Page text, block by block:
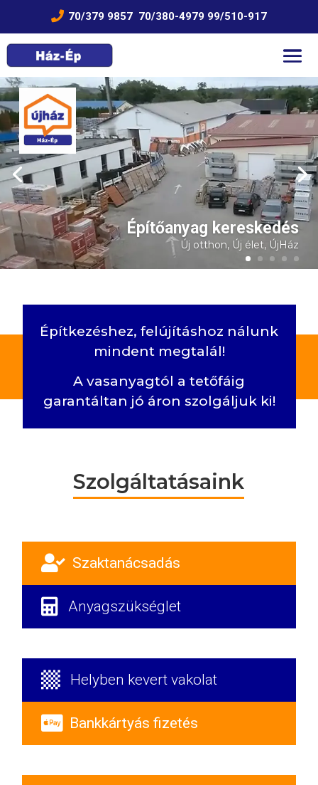
 70/379 9857 70/380-4979 99/510-917
Építőanyag kereskedés
Új otthon, Új élet, ÚjHáz
1 2 3 4 5
Építkezéshez, felújításhoz nálunk
mindent megtalál!
A vasanyagtól a tetőfáig
garantáltan jó áron szolgáljuk ki!
Szolgáltatásaink
 Szaktanácsadás
 Anyagszükséglet
 Helyben kevert vakolat
 Bankkártyás fizetés